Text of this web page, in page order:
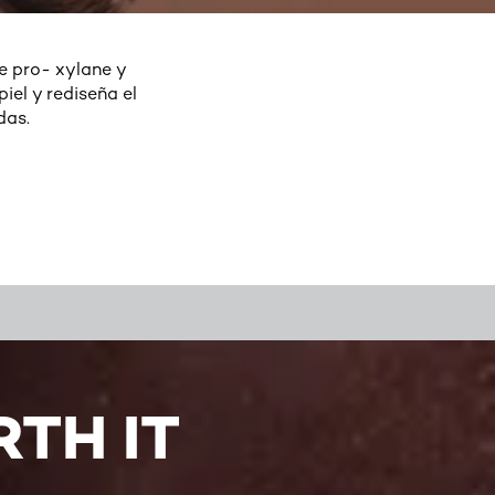
pro- xylane y
y rediseña el
IT